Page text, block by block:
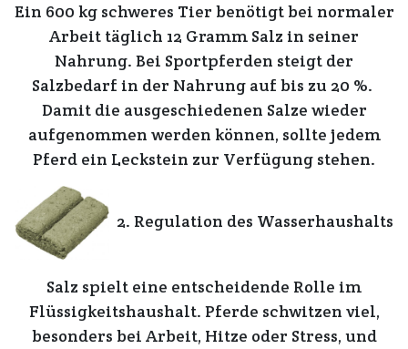
Ein 600 kg schweres Tier benötigt bei normaler
Arbeit täglich 12 Gramm Salz in seiner
Nahrung. Bei Sportpferden steigt der
Salzbedarf in der Nahrung auf bis zu 20 %.
Damit die ausgeschiedenen Salze wieder
aufgenommen werden können, sollte jedem
Pferd ein Leckstein zur Verfügung stehen.
2. Regulation des Wasserhaushalts
Salz spielt eine entscheidende Rolle im
Flüssigkeitshaushalt. Pferde schwitzen viel,
besonders bei Arbeit, Hitze oder Stress, und